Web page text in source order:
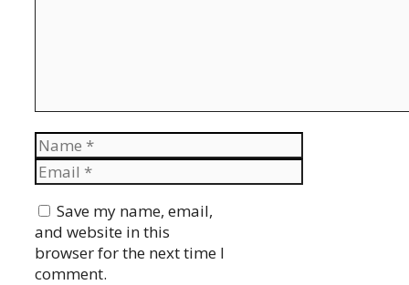
Name
Email
Save my name, email,
and website in this
browser for the next time I
comment.